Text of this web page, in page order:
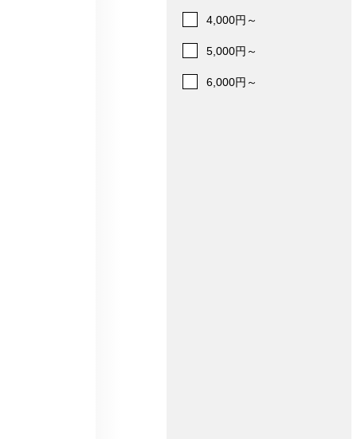
4,000円～
5,000円～
6,000円～